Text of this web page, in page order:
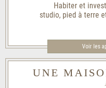
Habiter et
studio, pied à terre
Voir les
UNE